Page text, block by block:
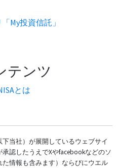
My投資信託」
テンツ
とは
当社）が展開しているウェブサイ
認したうえでXやfacebookなどのソ
情報も含みます）ならびにウエル